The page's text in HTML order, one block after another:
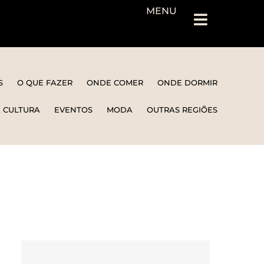
MENU
O QUE FAZER ONDE COMER ONDE DORMIR
CULTURA EVENTOS MODA OUTRAS REGIÕES